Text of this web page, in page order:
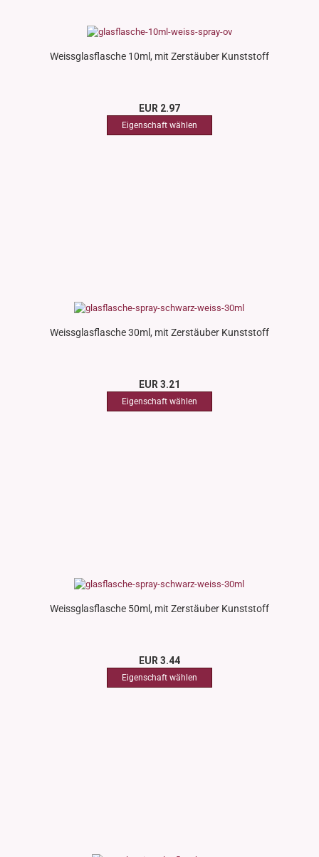
Weissglasflasche 10ml, mit Zerstäuber Kunststoff
EUR 2.97
Weissglasflasche 30ml, mit Zerstäuber Kunststoff
EUR 3.21
Weissglasflasche 50ml, mit Zerstäuber Kunststoff
EUR 3.44